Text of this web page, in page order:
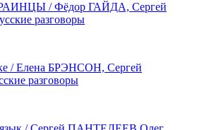
/ Фёдор ГАЙДА, Сергей
разговоры
/ Елена БРЭНСОН, Сергей
разговоры